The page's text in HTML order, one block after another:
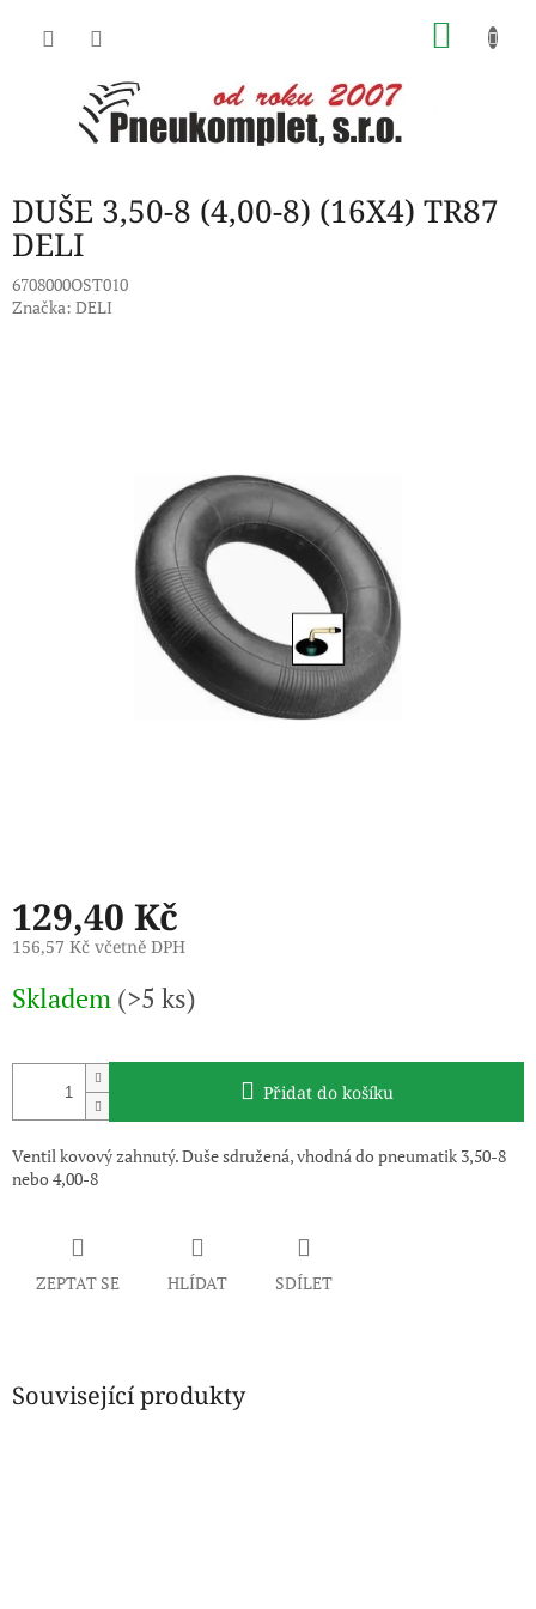
DUŠE 3,50-8 (4,00-8) (16X4) TR87
DELI
6708000OST010
Značka: DELI
129,40 Kč
156,57 Kč včetně DPH
cena:
Skladem (>5 ks)
Přidat do košíku
Ventil kovový zahnutý. Duše sdružená, vhodná do pneumatik 3,50-8
nebo 4,00-8
ZEPTAT SE HLÍDAT SDÍLET
Související produkty